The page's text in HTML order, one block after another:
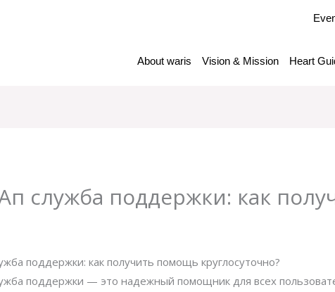
About waris Vision & Mission Heart
служба поддержки: как
поддержки: как получить помощь круглосуточно?
поддержки — это надежный помощник для всех